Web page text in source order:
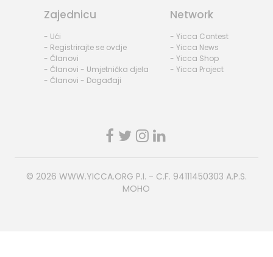
Zajednicu
- Ući
- Registrirajte se ovdje
- Članovi
- Članovi - Umjetnička djela
- Članovi - Događaji
Network
- Yicca Contest
- Yicca News
- Yicca Shop
- Yicca Project
© 2026 WWW.YICCA.ORG P.I. - C.F. 94111450303 A.P.S.
MOHO